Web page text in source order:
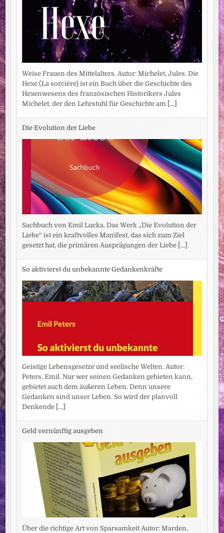
Weise Frauen des Mittelalters. Autor: Michelet, Jules. Die
Hexe (La sorcière) ist ein Buch über die Geschichte des
Hexenwesens des französischen Historikers Jules
Michelet, der den Lehrstuhl für Geschichte am [...]
Die Evolution der Liebe
Sachbuch von Emil Lucka. Das Werk „Die Evolution der
Liebe“ ist ein kraftvolles Manifest, das sich zum Ziel
gesetzt hat, die primären Ausprägungen der Liebe [...]
So aktivierst du unbekannte Gedankenkräfte
Geistige Lebensgesetze und seelische Welten. Autor:
Peters, Emil. Nur wer seinen Gedanken gebieten kann,
gebietet auch dem äußeren Leben. Denn unsere
Gedanken sind unser Leben. So wird der planvoll
Denkende [...]
Geld vernünftig ausgeben
Über die richtige Art von Sparsamkeit Autor: Marden,